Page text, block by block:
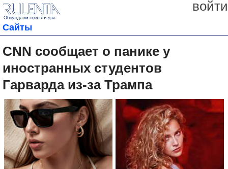
войти
Сайты
CNN сообщает о панике у
иностранных студентов
Гарварда из-за Трампа